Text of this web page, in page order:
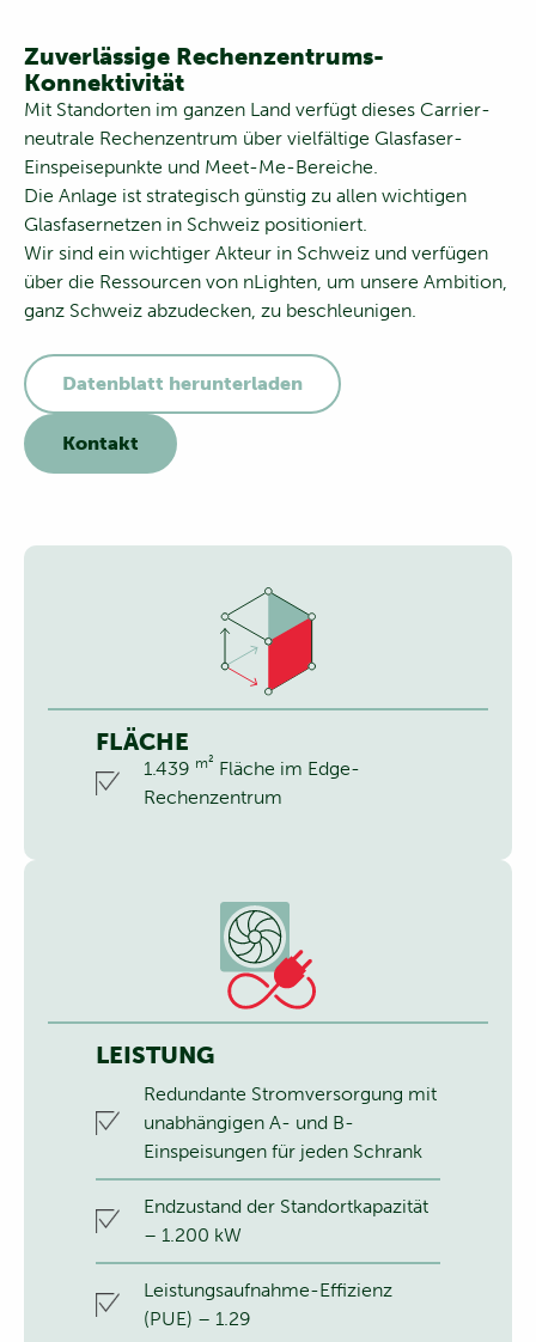
Zuverlässige Rechenzentrums-
Konnektivität
Mit Standorten im ganzen Land verfügt dieses Carrier-
neutrale Rechenzentrum über vielfältige Glasfaser-
Einspeisepunkte und Meet-Me-Bereiche.
Die Anlage ist strategisch günstig zu allen wichtigen
Glasfasernetzen in Schweiz positioniert.
Wir sind ein wichtiger Akteur in Schweiz und verfügen
über die Ressourcen von nLighten, um unsere Ambition,
ganz Schweiz abzudecken, zu beschleunigen.
Datenblatt herunterladen
Kontakt
FLÄCHE
1.439 m² Fläche im Edge-
Rechenzentrum
LEISTUNG
Redundante Stromversorgung mit
unabhängigen A- und B-
Einspeisungen für jeden Schrank
Endzustand der Standortkapazität
– 1.200 kW
Leistungsaufnahme-Effizienz
(PUE) – 1.29